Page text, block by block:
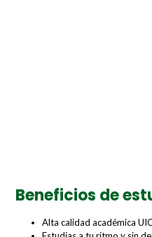
Beneficios de
Alta calidad académica